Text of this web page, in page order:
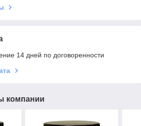
14 дней по договоренности
компании